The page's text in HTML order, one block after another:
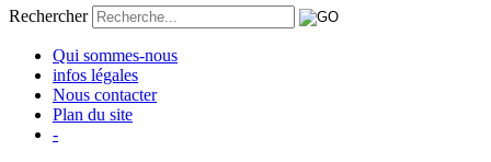
Rechercher
Qui sommes-nous
infos légales
Nous contacter
Plan du site
-